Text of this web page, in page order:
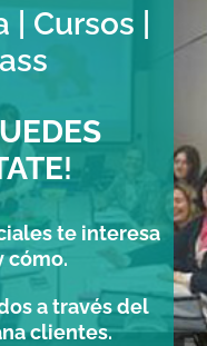
Cursos |
!
te interesa
cómo.
a través del
clientes.